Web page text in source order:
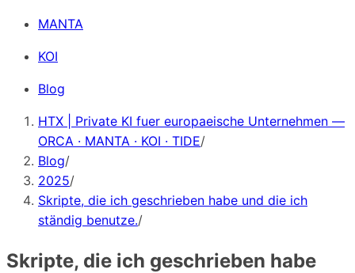
MANTA
KOI
Blog
HTX | Private KI fuer europaeische Unternehmen —
ORCA · MANTA · KOI · TIDE/
Blog/
2025/
Skripte, die ich geschrieben habe und die ich
ständig benutze./
Skripte, die ich geschrieben habe